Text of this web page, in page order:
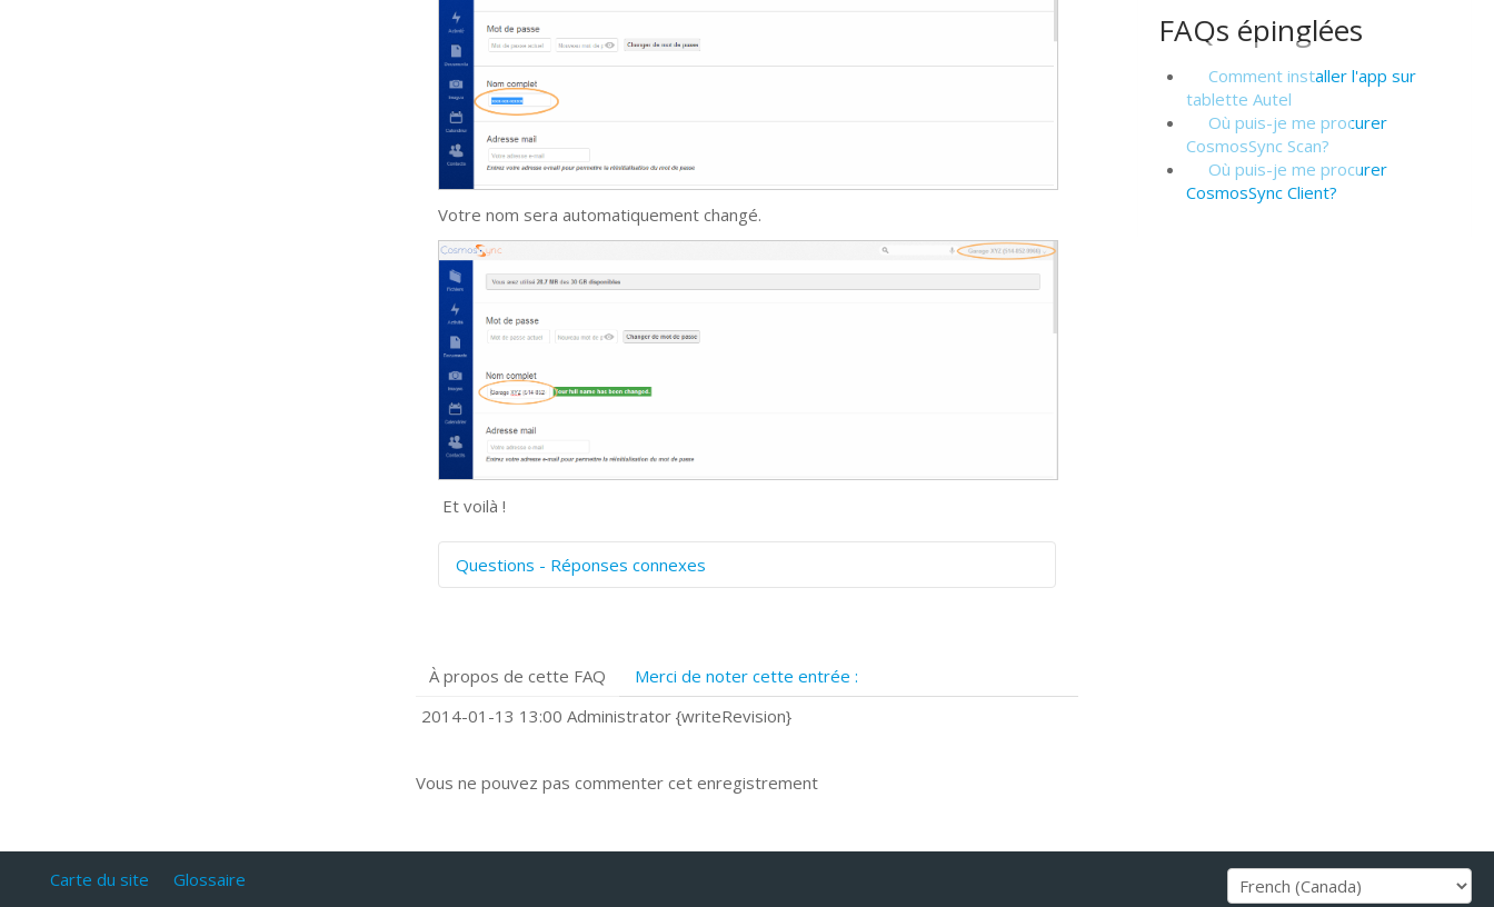
Votre nom sera automatiquement changé.
Et voilà !
Questions - Réponses connexes
Quels navigateurs web sont supportés ?
Comment installer Google Chrome ?
À propos de cette FAQ
Merci de noter cette entrée :
2014-01-13 13:00 Administrator {writeRevision}
Vous ne pouvez pas commenter cet enregistrement
FAQs épinglées
Comment installer l'app sur
tablette Autel
Où puis-je me procurer
CosmosSync Scan?
Où puis-je me procurer
CosmosSync Client?
Carte du site Glossaire